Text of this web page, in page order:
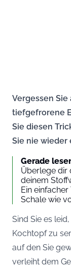
Vergessen
tiefgefrorene
Sie diesen
Sie nie wieder
Gerade
Überlege dir
deinem
Ein
Schale wie
Sind Sie es
Kochtopf zu
auf den Sie
verleiht dem